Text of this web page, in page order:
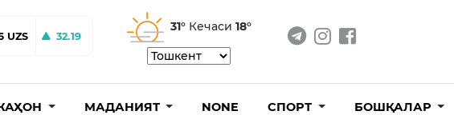
UZS 32.19
31° Кечаси 18°
МАДАНИЯТ NONE СПОРТ БОШҚАЛАР